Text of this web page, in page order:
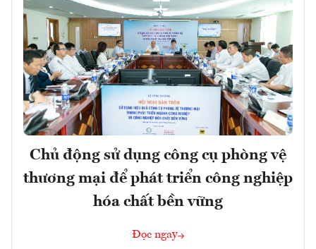
Chủ động sử dụng công cụ phòng vệ
thương mại để phát triển công nghiệp
hóa chất bền vững
Đọc ngay